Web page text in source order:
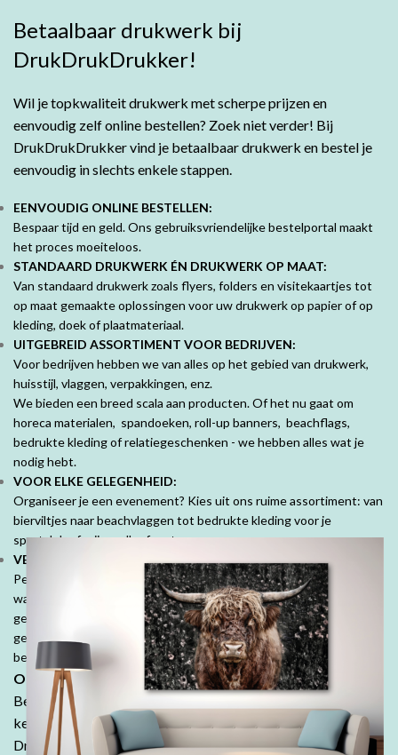
Betaalbaar drukwerk bij
DrukDrukDrukker!
Wil je topkwaliteit drukwerk met scherpe prijzen en
eenvoudig zelf online bestellen? Zoek niet verder! Bij
DrukDrukDrukker vind je betaalbaar drukwerk en bestel je
eenvoudig in slechts enkele stappen.
EENVOUDIG ONLINE BESTELLEN:
Bespaar tijd en geld. Ons gebruiksvriendelijke bestelportal maakt
het proces moeiteloos.
STANDAARD DRUKWERK ÉN DRUKWERK OP MAAT:
Van standaard drukwerk zoals flyers, folders en visitekaartjes tot
op maat gemaakte oplossingen voor uw drukwerk op papier of op
kleding, doek of plaatmateriaal.
UITGEBREID ASSORTIMENT VOOR BEDRIJVEN:
Voor bedrijven hebben we van alles op het gebied van drukwerk,
huisstijl, vlaggen, verpakkingen, enz.
We bieden een breed scala aan producten. Of het nu gaat om
horeca materialen, spandoeken, roll-up banners, beachflags,
bedrukte kleding of relatiegeschenken - we hebben alles wat je
nodig hebt.
VOOR ELKE GELEGENHEID:
Organiseer je een evenement? Kies uit ons ruime assortiment: van
bierviltjes naar beachvlaggen tot bedrukte kleding voor je
sportclub of vrijgezellenfeest.
VEEL MOOIE PRODUCTEN VOOR PARTICULIEREN:
Personaliseer je ruimte met mooie fotoproducten. Prachtige
wanddecoraties, fotobehang, fotoboeken, kussens en tuinposters,
geef jouw herinneringen een speciale plek. Denk ook aan
geboorte- of trouwkaarten, geboortekussens en je persoonlijk
bedrukte tafelkleed.
Ontdek de DrukDrukDrukker-ervaring:
Bestel in onze webshop en ontdek waarom klanten keer op
keer kiezen voor de kwaliteit en betaalbaarheid van
DrukDrukDrukker.Laat jouw ideeën tot leven komen - wij